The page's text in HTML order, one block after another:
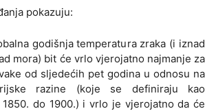
pokazuju:
godišnja temperatura zraka (i iznad
mora) bit će vrlo vjerojatno najmanje za
od sljedećih pet godina u odnosu na
razine (koje se definiraju kao
do 1900.) i vrlo je vjerojatno da će